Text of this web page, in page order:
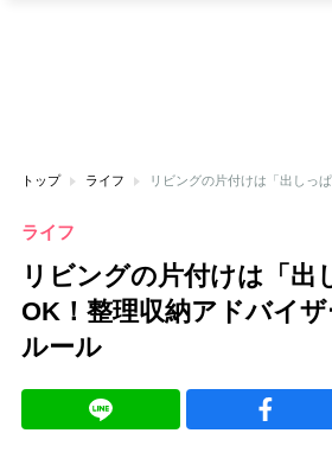
トップ ライフ
ライフ
リビングの片付けは「出
OK！整理収納アドバイ
ルール